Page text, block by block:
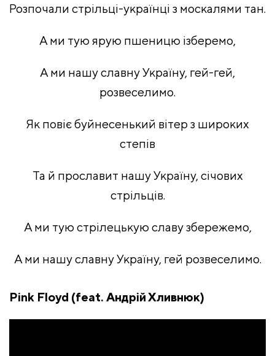
Розпочали стрільці-українці з москалями тан.
А ми тую ярую пшеницю ізберемо,
А ми нашу славну Україну, гей-гей,
розвеселимо.
Як повіє буйнесенький вітер з широких
степів
Та й прославит нашу Україну, січових
стрільців.
А ми тую стрілецькую славу збережемо,
А ми нашу славну Україну, гей розвеселимо.
Pink Floyd (feat. Андрій Хливнюк)